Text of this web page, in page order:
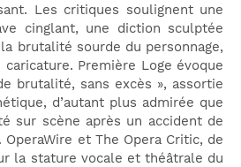
Les critiques soulignent une
cinglant, une diction sculptée
brutalité sourde du personnage,
Première Loge évoque
brutalité, sans excès », assortie
d’autant plus admirée que
sur scène après un accident de
et The Opera Critic, de
la stature vocale et théâtrale du